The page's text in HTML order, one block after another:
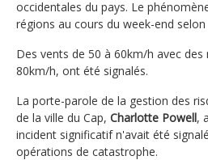
occidentales du pays. Le
régions au cours du week-end
Des vents de 50 à 60km/h avec des
80km/h, ont été signalés.
La porte-parole de la gestion des
de la ville du Cap, Charlotte Powell,
incident significatif n'avait été
opérations de catastrophe.